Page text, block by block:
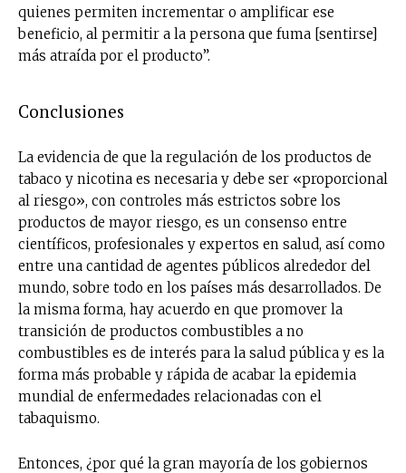
quienes permiten incrementar o amplificar ese
beneficio, al permitir a la persona que fuma [sentirse]
más atraída por el producto”.
Conclusiones
La evidencia de que la regulación de los productos de
tabaco y nicotina es necesaria y debe ser «proporcional
al riesgo», con controles más estrictos sobre los
productos de mayor riesgo, es un consenso entre
científicos, profesionales y expertos en salud, así como
entre una cantidad de agentes públicos alrededor del
mundo, sobre todo en los países más desarrollados. De
la misma forma, hay acuerdo en que promover la
transición de productos combustibles a no
combustibles es de interés para la salud pública y es la
forma más probable y rápida de acabar la epidemia
mundial de enfermedades relacionadas con el
tabaquismo.
Entonces, ¿por qué la gran mayoría de los gobiernos